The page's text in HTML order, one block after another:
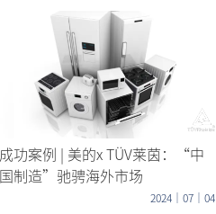
详情请咨询客服
质者见质｜电动自行车如何在TÜV
莱茵实验室完成检测？
2024｜07｜12
成功案例 | 美的x TÜV莱茵：“中
国制造”驰骋海外市场
2024｜07｜04